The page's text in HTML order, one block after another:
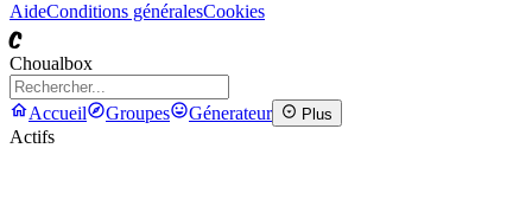
AideConditions généralesCookies
C
Choualbox
Accueil Groupes Génerateur Plus
Actifs